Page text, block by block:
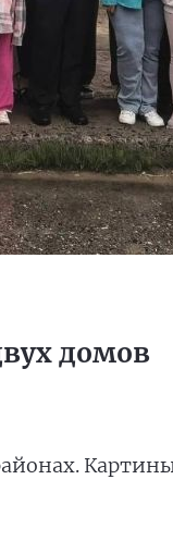
домов